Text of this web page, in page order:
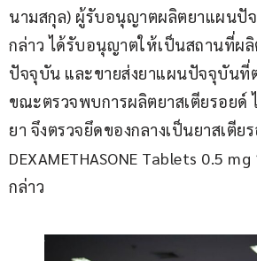
นามสกุล) ผู้รับอนุญาตผลิตยาแผนปั
กล่าว ได้รับอนุญาตให้เป็นสถานที่
ปัจจุบัน และขายส่งยาแผนปัจจุบันที่
ขณะตรวจพบการผลิตยาสเตียรอยด์
ยา จึงตรวจยึดของกลางเป็นยาสเตีย
DEXAMETHASONE Tablets 0.5
กล่าว